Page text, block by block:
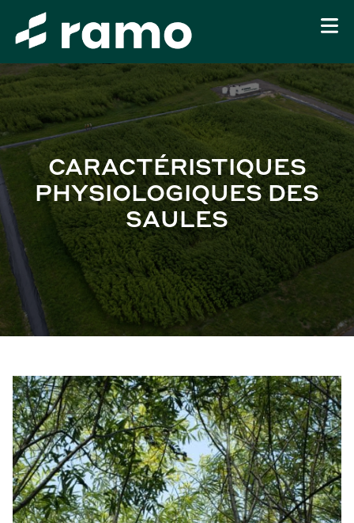
CARACTÉRISTIQUES
PHYSIOLOGIQUES DES
SAULES